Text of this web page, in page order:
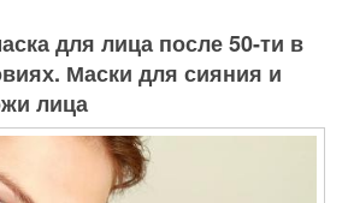
для лица после 50-ти в
Маски для сияния и
лица